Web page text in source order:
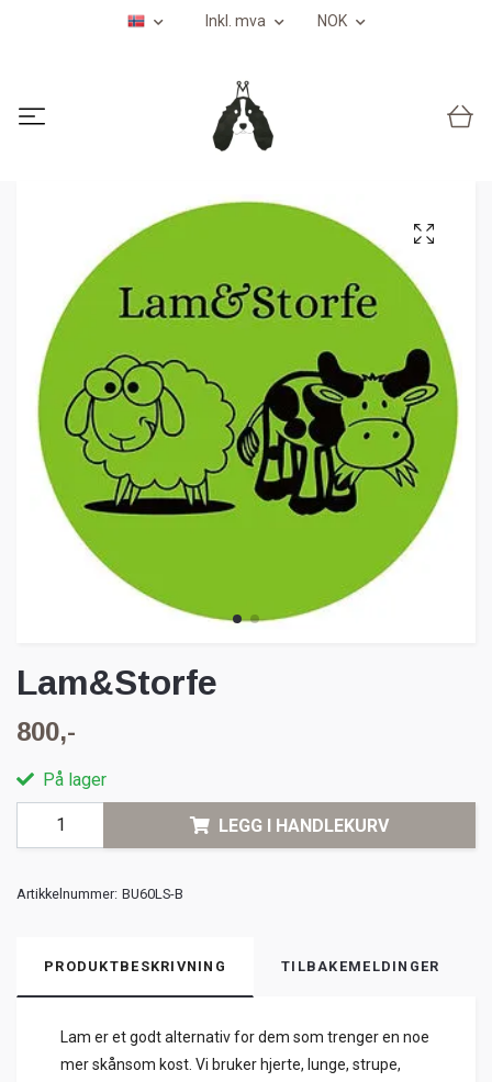
Inkl. mva NOK
Lam&Storfe
800,-
På lager
LEGG I HANDLEKURV
Artikkelnummer: BU60LS-B
PRODUKTBESKRIVNING TILBAKEMELDINGER
Lam er et godt alternativ for dem som trenger en noe
mer skånsom kost. Vi bruker hjerte, lunge, strupe,